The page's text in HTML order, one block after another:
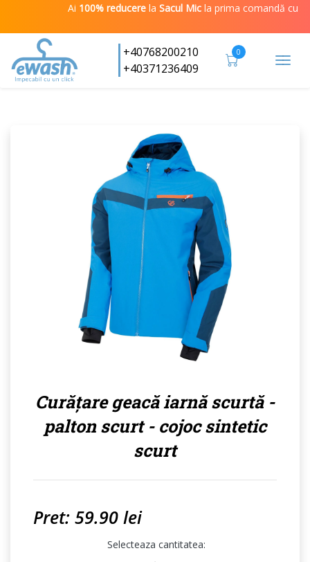
100% reducerela Sacul Micla prima comandă cu
+40768200210
+40371236409
0
Curățare geacă iarnă scurtă -
palton scurt - cojoc sintetic
scurt
Pret: 59.90 lei
Selecteaza cantitatea: